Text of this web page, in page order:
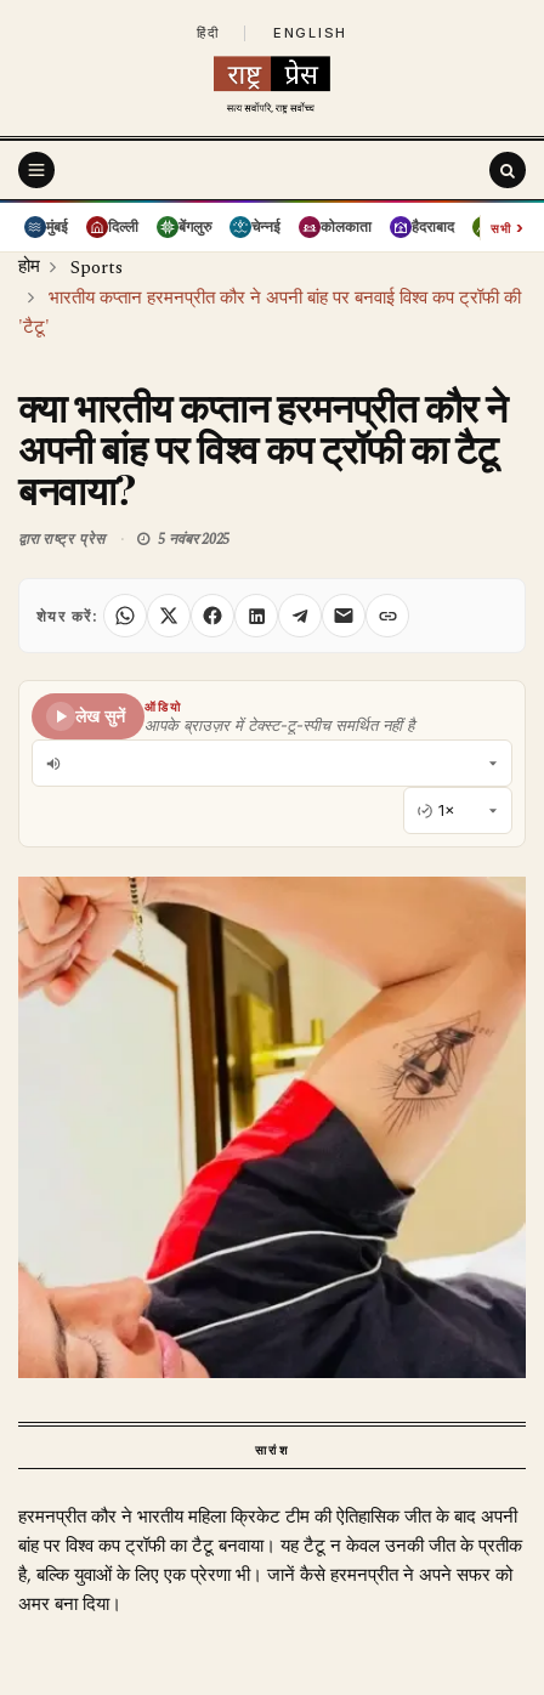
हिंदी ENGLISH
मुंबई दिल्ली बेंगलुरु चेन्नई कोलकाता हैदराबाद पुणे
सभी›
होम
Sports
भारतीय कप्तान हरमनप्रीत कौर ने अपनी बांह पर बनवाई विश्व कप ट्रॉफी की
'टैटू'
क्या भारतीय कप्तान हरमनप्रीत कौर ने
अपनी बांह पर विश्व कप ट्रॉफी का टैटू
बनवाया?
द्वाराराष्ट्र प्रेस 5 नवंबर 2025
शेयर करें:
लेख सुनें
ऑडियो
आपके ब्राउज़र में टेक्स्ट-टू-स्पीच समर्थित नहीं है
सारांश
हरमनप्रीत कौर ने भारतीय महिला क्रिकेट टीम की ऐतिहासिक जीत के बाद अपनी
बांह पर विश्व कप ट्रॉफी का टैटू बनवाया। यह टैटू न केवल उनकी जीत के प्रतीक
है, बल्कि युवाओं के लिए एक प्रेरणा भी। जानें कैसे हरमनप्रीत ने अपने सफर को
अमर बना दिया।